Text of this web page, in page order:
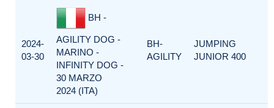
2024-
03-30
BH -
AGILITY DOG -
MARINO -
INFINITY DOG -
30 MARZO
2024 (ITA)
BH-
AGILITY
JUMPING
JUNIOR 400